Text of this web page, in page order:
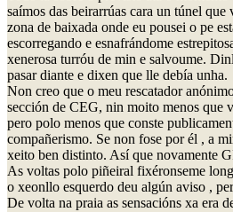
saímos das beirarrúas cara un túnel que
zona de baixada onde eu pousei o pe
escorregando e esnafrándome
xenerosa turróu de min e salvoume.
pasar diante e dixen que lle debía unha.
Non creo que o meu rescatador
sección de CEG, nin moito menos que
pero polo menos que conste
compañerismo. Se non fose por él , a
xeito ben distinto. Así que novamente
As voltas polo piñeiral fixéronseme
o xeonllo esquerdo deu algún aviso ,
De volta na praia as sensacións xa era